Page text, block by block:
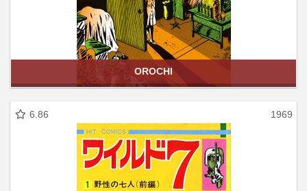
OROCHI
6.86 1969